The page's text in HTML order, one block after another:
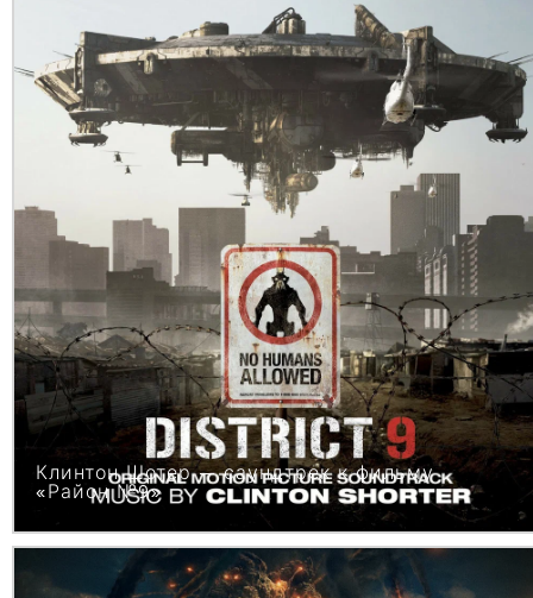
Клинтон Шотер — саундтрек к фильму
«Район №9»